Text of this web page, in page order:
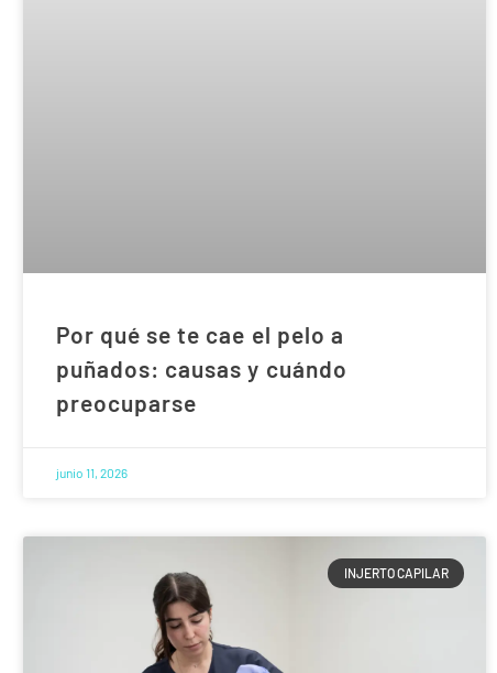
Por qué se te cae el pelo a
puñados: causas y cuándo
preocuparse
junio 11, 2026
INJERTO CAPILAR